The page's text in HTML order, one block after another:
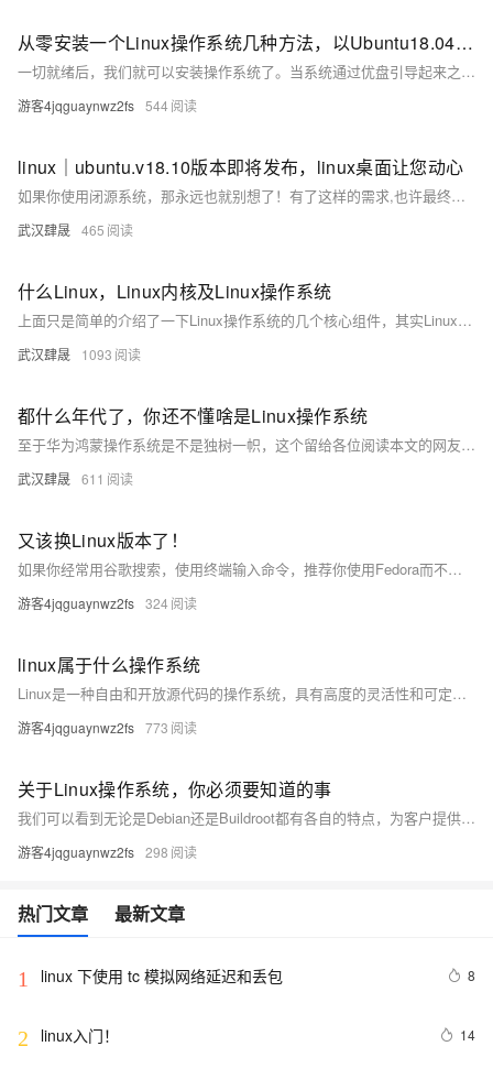
从零安装一个Linux操作系统几种方法，以Ubuntu18.04为例
一切就绪后，我们就可以安装操作系统了。当系统通过优盘引导起来之后，我们就可以看到跟虚拟机中一样的安装向导了。之后，大家按照虚拟机中的顺序安装即可。 好了，今天主要介绍了Ubuntu Server版操作系统的安装过程，关于如何使用该操作系统，及操作系统更深层的原理，还请关注本号及相关圈子。
游客4jqguaynwz2fs 544
linux｜ubuntu.v18.10版本即将发布，linux桌面让您动心
如果你使用闭源系统，那永远也就别想了！有了这样的需求,也许最终将linux带到人类大众通用市场的是我们中国!
武汉肆晟 465
什么Linux，Linux内核及Linux操作系统
上面只是简单的介绍了一下Linux操作系统的几个核心组件，其实Linux的整体架构要复杂的多。单纯从Linux内核的角度，它要管理CPU、内存、网卡、硬盘和输入输出等设备，因此内核本身分为进程调度，内存管理，虚拟文件系统，网络接口等4个核心子系统。
武汉肆晟 1093
都什么年代了，你还不懂啥是Linux操作系统
至于华为鸿蒙操作系统是不是独树一帜，这个留给各位阅读本文的网友们来讨论
武汉肆晟 611
又该换Linux版本了！
如果你经常用谷歌搜索，使用终端输入命令，推荐你使用Fedora而不是Ubuntu。 如果你不是一个技术用户或程序员，仍推荐使用Ubuntu，还不动手去试试，别忘了将你的体验留在评论区哦~
游客4jqguaynwz2fs 324
linux属于什么操作系统
Linux是一种自由和开放源代码的操作系统，具有高度的灵活性和可定制性。与常见的操作系统如Windows和macOS相比，Linux具有自由、安全和稳定等优势。Linux已广泛应用于服务器、桌面电脑、超级计算机和嵌入式设备等领域，并且在未来的发展前景广阔。由于其自由和开放源代码的特性，Linux还促进了计算机技术和社区的发展，为全球的计算机用户提供了更多的选择和可能性。
游客4jqguaynwz2fs 773
关于Linux操作系统，你必须要知道的事
我们可以看到无论是Debian还是Buildroot都有各自的特点，为客户提供了更大的选择空间和灵活性，大家可以根据自己的需求选择合适的版本来满足终端用户的体验和功能需求。从平技术将会一直关注更多更安全、灵敏、易于开发的Linux版本，做好适配工作，不断为客户带来“简单开发、方便应用”的使用体验。
游客4jqguaynwz2fs 298
热门文章 最新文章
1 linux 下使用 tc 模拟网络延迟和丢包 8
2 linux入门！ 14